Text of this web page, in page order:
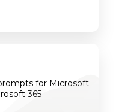
for Microsoft
365